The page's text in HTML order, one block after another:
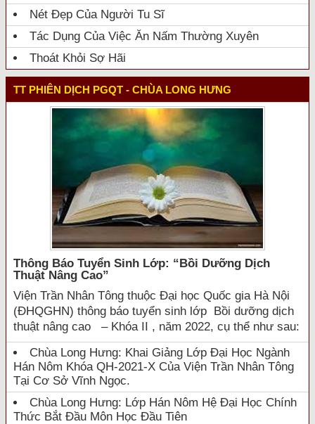
Nét Đẹp Của Người Tu Sĩ
Tác Dụng Của Việc Ăn Nấm Thường Xuyên
Thoát Khỏi Sợ Hãi
TT PHIÊN DỊCH PGQT - CHÙA LONG HƯNG
Thông Báo Tuyển Sinh Lớp: “bồi Dưỡng Dịch
Thuật Nâng Cao”
Viện Trần Nhân Tông thuộc Đại học Quốc gia Hà Nội
(ĐHQGHN) thông báo tuyển sinh lớp Bồi dưỡng dịch
thuật nâng cao – Khóa II , năm 2022, cụ thể như sau:
Chùa Long Hưng: Khai Giảng Lớp Đại Học Ngành
Hán Nôm Khóa QH-2021-X Của Viện Trần Nhân Tông
Tại Cơ Sở Vĩnh Ngọc.
Chùa Long Hưng: Lớp Hán Nôm Hệ Đại Học Chính
Thức Bắt Đầu Môn Học Đầu Tiên